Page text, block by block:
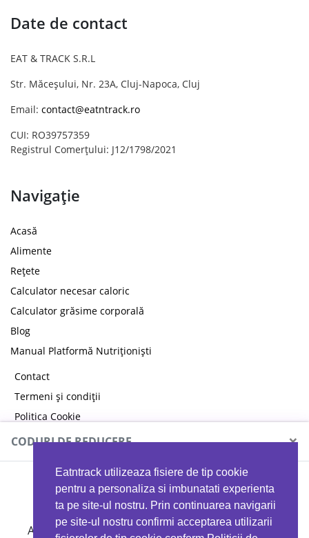
Eatntrack utilizeaza fisiere de tip cookie
pentru a personaliza si imbunatati experienta
ta pe site-ul nostru. Prin continuarea navigarii
pe site-ul nostru confirmi acceptarea utilizarii
Date de contact
EAT & TRACK S.R.L
Str. Măceșului, Nr. 23A, Cluj-Napoca, Cluj
Email: contact@eatntrack.ro
CUI: RO39757359
Registrul Comerțului: J12/1798/2021
Navigație
Acasă
Alimente
Rețete
Calculator necesar caloric
Calculator grăsime corporală
Blog
Manual Platformă Nutriționiști
Contact
Termeni și condiții
Politica Cookie
Politica de confidențialitate
CODURI DE REDUCERE ×
MYPROTEIN
Ai 40%reducere la orice comandă folosind codul